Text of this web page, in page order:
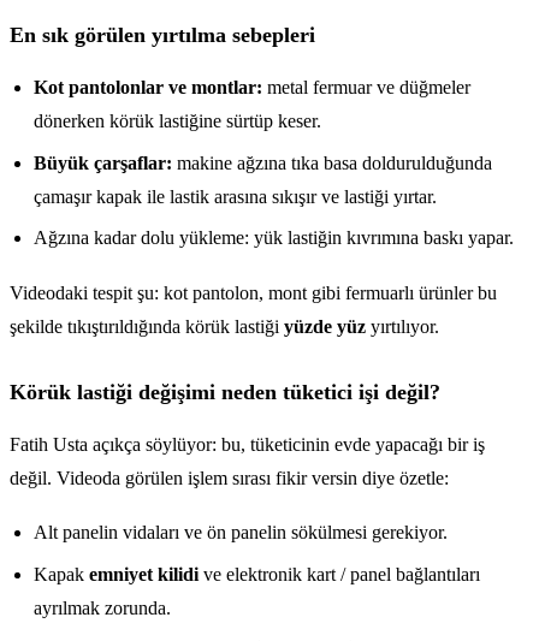
En sık görülen yırtılma sebepleri
Kot pantolonlar ve montlar: metal fermuar ve düğmeler
dönerken körük lastiğine sürtüp keser.
Büyük çarşaflar: makine ağzına tıka basa doldurulduğunda
çamaşır kapak ile lastik arasına sıkışır ve lastiği yırtar.
Ağzına kadar dolu yükleme: yük lastiğin kıvrımına baskı yapar.
Videodaki tespit şu: kot pantolon, mont gibi fermuarlı ürünler bu
şekilde tıkıştırıldığında körük lastiği yüzde yüz yırtılıyor.
Körük lastiği değişimi neden tüketici işi değil?
Fatih Usta açıkça söylüyor: bu, tüketicinin evde yapacağı bir iş
değil. Videoda görülen işlem sırası fikir versin diye özetle:
Alt panelin vidaları ve ön panelin sökülmesi gerekiyor.
Kapak emniyet kilidi ve elektronik kart / panel bağlantıları
ayrılmak zorunda.